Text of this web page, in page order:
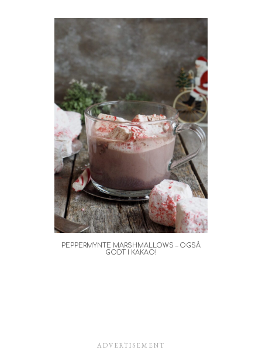
PEPPERMYNTE MARSHMALLOWS – OGSÅ
GODT I KAKAO!